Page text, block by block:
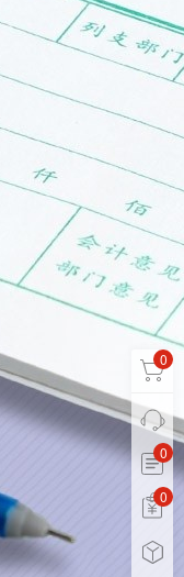
0
0
0 0